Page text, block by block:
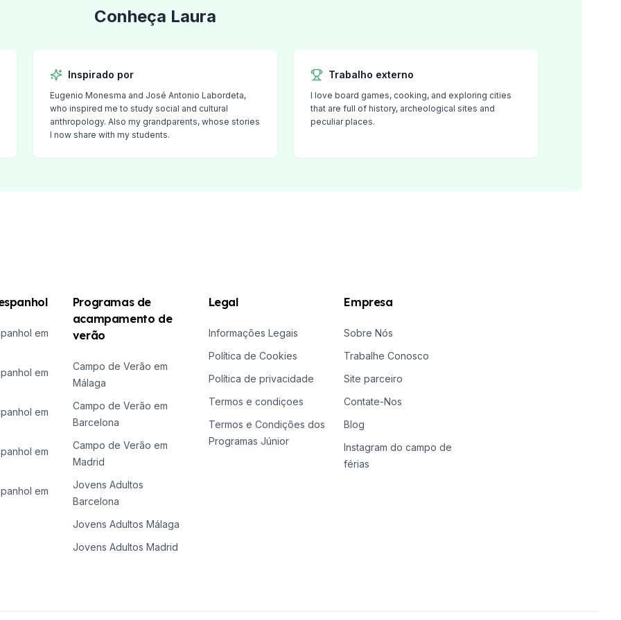
Conheça Laura
Inspirado por
Eugenio Monesma and José Antonio Labordeta,
who inspired me to study social and cultural
anthropology. Also my grandparents, whose stories
I now share with my students.
Trabalho externo
I love board games, cooking, and exploring cities
that are full of history, archeological sites and
peculiar places.
em
em
em
em
em
Programas de
acampamento de
verão
Campo de Verão em
Málaga
Campo de Verão em
Barcelona
Campo de Verão em
Madrid
Jovens Adultos
Barcelona
Jovens Adultos Málaga
Jovens Adultos Madrid
Legal
Informações Legais
Política de Cookies
Política de privacidade
Termos e condiçoes
Termos e Condições dos
Programas Júnior
Empresa
Sobre Nós
Trabalhe Conosco
Site parceiro
Contate-Nos
Blog
Instagram do campo de
férias